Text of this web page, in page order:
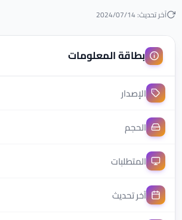
آخر تحديث: 2024/07/14
بطاقة المعلومات
الإصدار
الحجم
المتطلبات
آخر تحديث